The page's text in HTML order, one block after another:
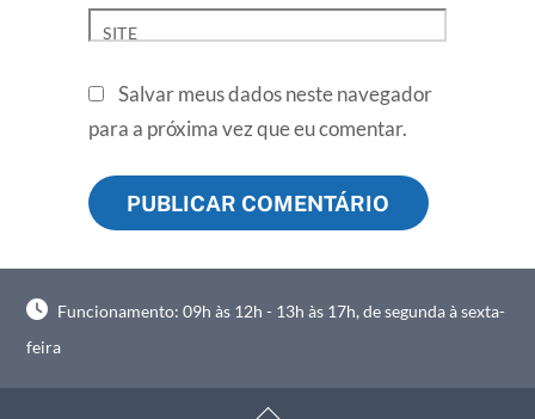
SITE
Salvar meus dados neste navegador
para a próxima vez que eu comentar.
Funcionamento: 09h às 12h - 13h às 17h, de segunda à sexta-
feira
Back